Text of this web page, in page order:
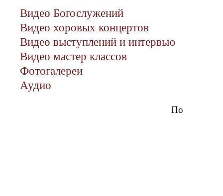
Видео Богослужений
Видео хоровых концертов
Видео выступлений и интервью
Видео мастер классов
Фотогалереи
Аудио
По